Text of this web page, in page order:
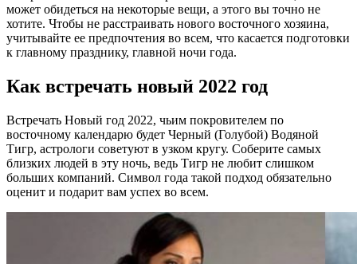
может обидеться на некоторые вещи, а этого вы точно не
хотите. Чтобы не расстраивать нового восточного хозяина,
учитывайте ее предпочтения во всем, что касается подготовки
к главному празднику, главной ночи года.
Как встречать новый 2022 год
Встречать Новый год 2022, чьим покровителем по
восточному календарю будет Черный (Голубой) Водяной
Тигр, астрологи советуют в узком кругу. Соберите самых
близких людей в эту ночь, ведь Тигр не любит слишком
больших компаний. Символ года такой подход обязательно
оценит и подарит вам успех во всем.